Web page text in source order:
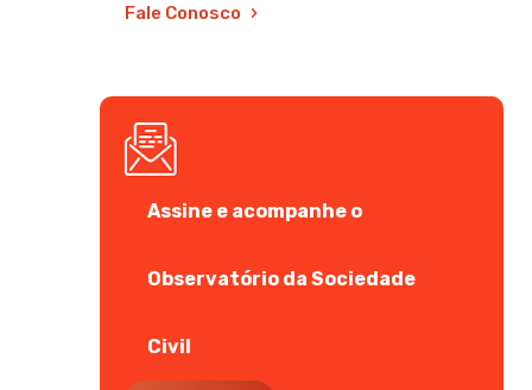
Fale Conosco
Assine e acompanhe o
Observatório da Sociedade
Civil